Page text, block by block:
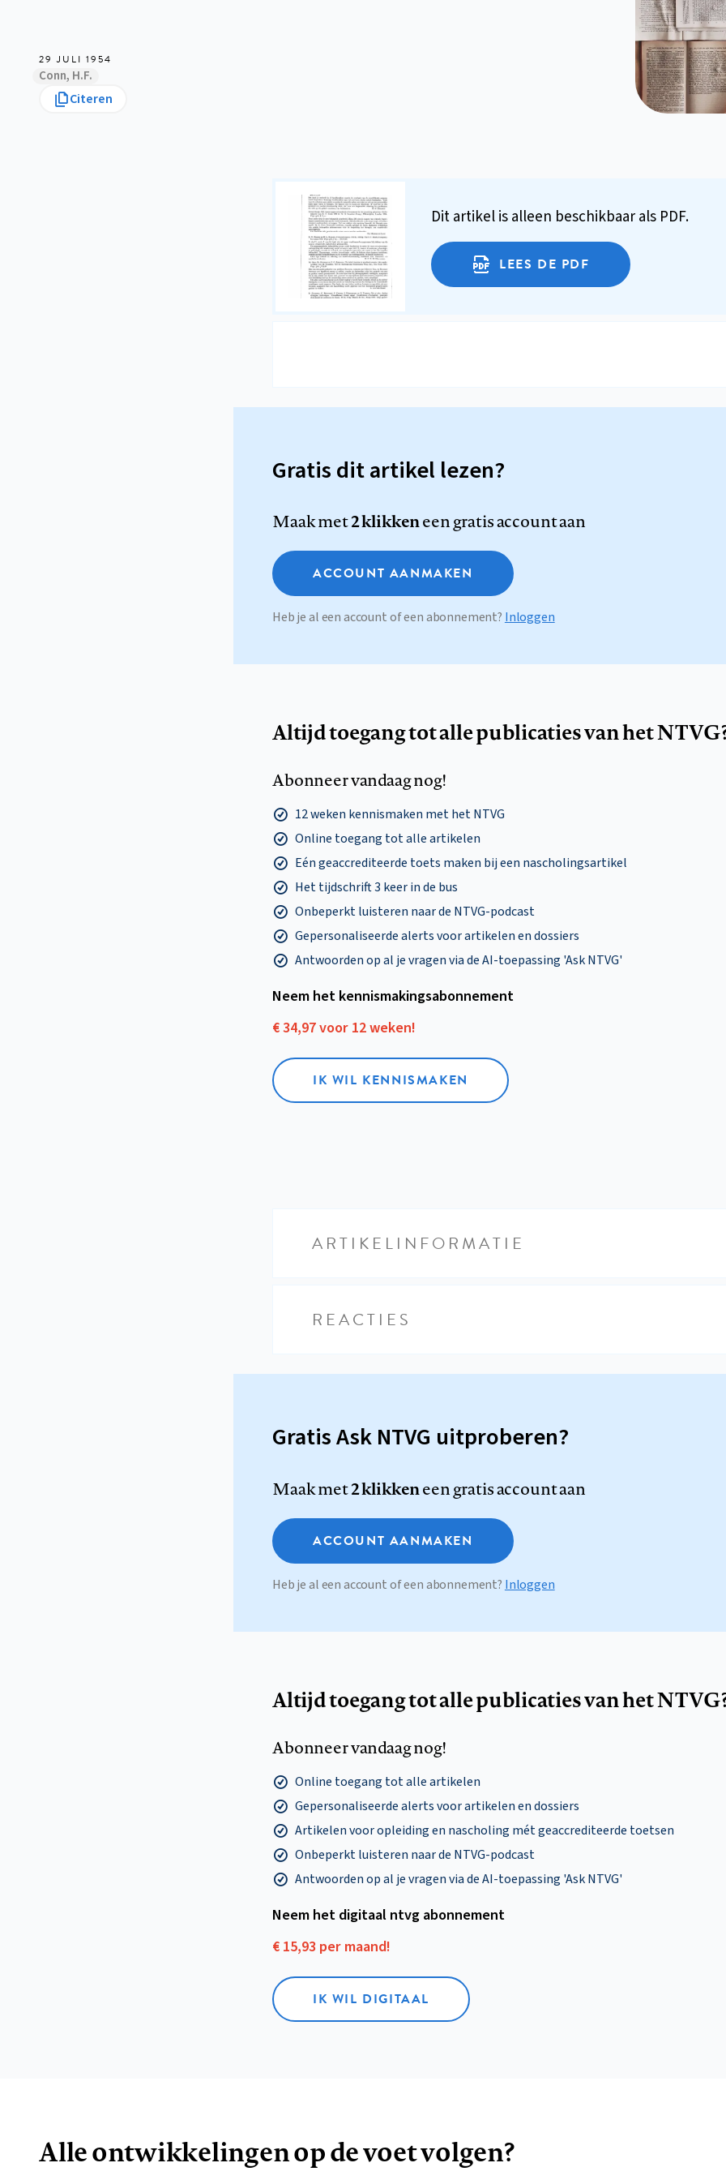
29 JULI 1954
Conn, H.F.
Citeren
Dit artikel is alleen beschikbaar als PDF.
LEES DE PDF
Gratis dit artikel lezen?
Maak met2 klikkeneen gratis account aan
ACCOUNT AANMAKEN
Heb je al een account of een abonnement? Inloggen
Altijd toegang tot alle publicaties van het
Abonneer vandaag nog!
12 weken kennismaken met het NTVG
Online toegang tot alle artikelen
Eén geaccrediteerde toets maken bij een nascholingsartikel
Het tijdschrift 3 keer in de bus
Onbeperkt luisteren naar de NTVG-podcast
Gepersonaliseerde alerts voor artikelen en dossiers
Antwoorden op al je vragen via de AI-toepassing 'Ask NTVG'
Neem het kennismakings­abonnement
€ 34,97 voor 12 weken!
IK WIL KENNISMAKEN
ARTIKELINFORMATIE
REACTIES
Gratis Ask NTVG uitproberen?
Maak met2 klikkeneen gratis account aan
ACCOUNT AANMAKEN
Heb je al een account of een abonnement? Inloggen
Altijd toegang tot alle publicaties van het
Abonneer vandaag nog!
Online toegang tot alle artikelen
Gepersonaliseerde alerts voor artikelen en dossiers
Artikelen voor opleiding en nascholing mét geaccrediteerde toetsen
Onbeperkt luisteren naar de NTVG-podcast
Antwoorden op al je vragen via de AI-toepassing 'Ask NTVG'
Neem het digitaal ntvg abonnement
€ 15,93 per maand!
IK WIL DIGITAAL
Alle ontwikkelingen op de voet volgen?